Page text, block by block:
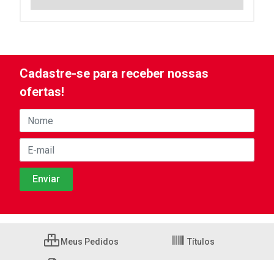
Cadastre-se para receber nossas
ofertas!
Meus Pedidos Títulos